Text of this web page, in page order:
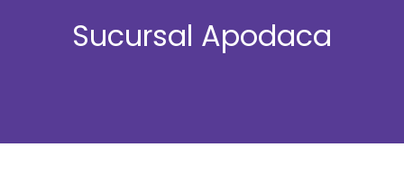
Sucursal Apodaca